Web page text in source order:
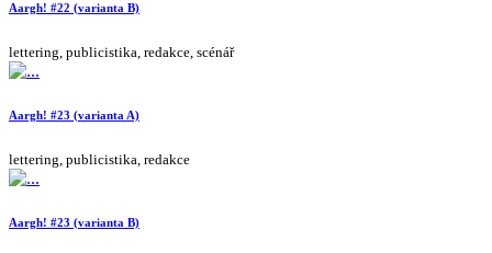
Aargh! #22 (varianta B)
lettering, publicistika, redakce, scénář
Aargh! #23 (varianta A)
lettering, publicistika, redakce
Aargh! #23 (varianta B)